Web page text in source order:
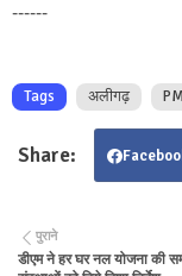
------
Tags अलीगढ़
पुराने
डीएम ने हर घर नल योजना की